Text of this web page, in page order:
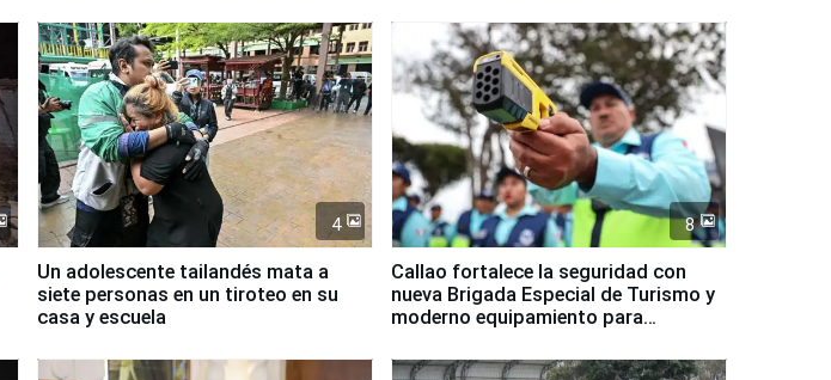
4
Un adolescente tailandés mata a
siete personas en un tiroteo en su
casa y escuela
8
Callao fortalece la seguridad con
nueva Brigada Especial de Turismo y
moderno equipamiento para